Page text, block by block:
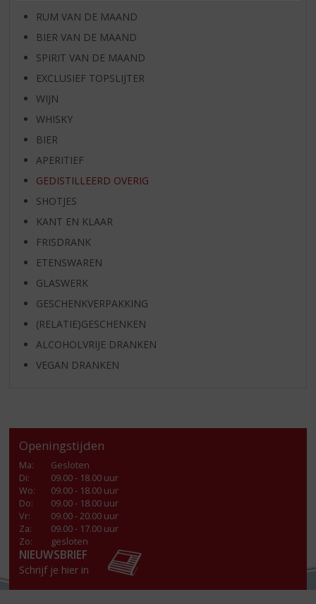
RUM VAN DE MAAND
BIER VAN DE MAAND
SPIRIT VAN DE MAAND
EXCLUSIEF TOPSLIJTER
WIJN
WHISKY
BIER
APERITIEF
GEDISTILLEERD OVERIG
SHOTJES
KANT EN KLAAR
FRISDRANK
ETENSWAREN
GLASWERK
GESCHENKVERPAKKING
(RELATIE)GESCHENKEN
ALCOHOLVRIJE DRANKEN
VEGAN DRANKEN
Openingstijden
Ma:
Gesloten
Di:
09.00 - 18.00 uur
Wo:
09.00 - 18.00 uur
Do:
09.00 - 18.00 uur
Vr:
09.00 - 20.00 uur
Za:
09.00 - 17.00 uur
Zo:
gesloten
NIEUWSBRIEF
Schrijf je hier in